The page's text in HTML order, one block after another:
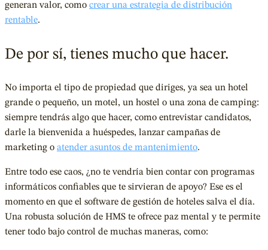
generan valor, como crear una estrategia de distribución
rentable.
De por sí, tienes mucho que hacer.
No importa el tipo de propiedad que diriges, ya sea un hotel
grande o pequeño, un motel, un hostel o una zona de camping:
siempre tendrás algo que hacer, como entrevistar candidatos,
darle la bienvenida a huéspedes, lanzar campañas de
marketing o atender asuntos de mantenimiento.
Entre todo ese caos, ¿no te vendría bien contar con programas
informáticos confiables que te sirvieran de apoyo? Ese es el
momento en que el software de gestión de hoteles salva el día.
Una robusta solución de HMS te ofrece paz mental y te permite
tener todo bajo control de muchas maneras, como: